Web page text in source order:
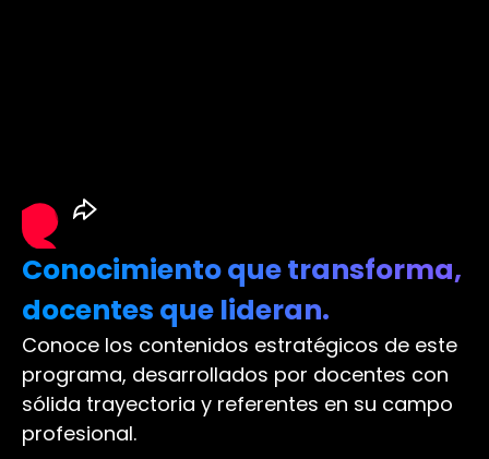
Conocimiento que transforma,
docentes que lideran.
Conoce los contenidos estratégicos de este
programa, desarrollados por docentes con
sólida trayectoria y referentes en su campo
profesional.